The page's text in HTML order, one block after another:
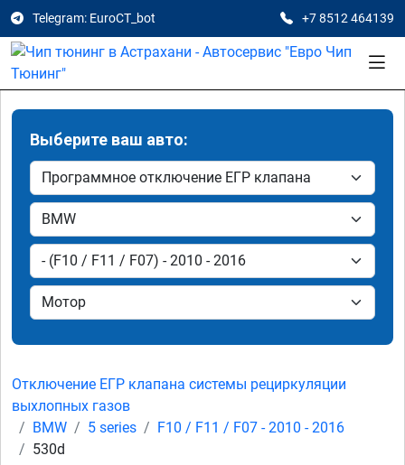
Telegram: EuroCT_bot +7 8512 464139
Выберите ваш авто:
Отключение ЕГР клапана системы рециркуляции
выхлопных газов
BMW
5 series
F10 / F11 / F07 - 2010 - 2016
530d